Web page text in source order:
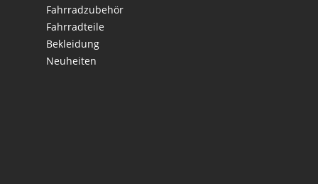
Fahrradzubehör
Fahrradteile
Bekleidung
Neuheiten